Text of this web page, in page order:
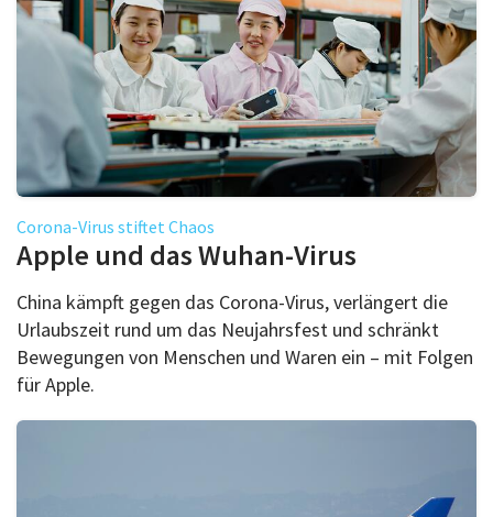
Corona-Virus stiftet Chaos
Apple und das Wuhan-Virus
China kämpft gegen das Corona-Virus, verlängert die
Urlaubszeit rund um das Neujahrsfest und schränkt
Bewegungen von Menschen und Waren ein – mit Folgen
für Apple.